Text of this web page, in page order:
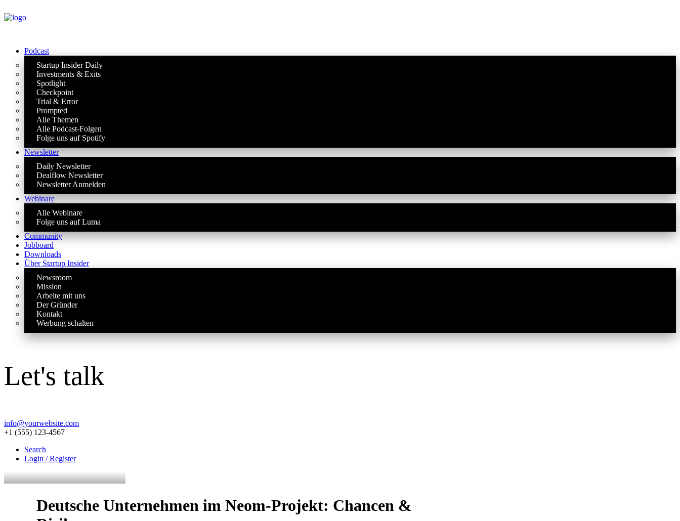
Podcast
Startup Insider Daily
Investments & Exits
Spotlight
Checkpoint
Trial & Error
Prompted
Alle Themen
Alle Podcast-Folgen
Folge uns auf Spotify
Newsletter
Daily Newsletter
Dealflow Newsletter
Newsletter Anmelden
Webinare
Alle Webinare
Folge uns auf Luma
Community
Jobboard
Downloads
Über Startup Insider
Newsroom
Mission
Arbeite mit uns
Der Gründer
Kontakt
Werbung schalten
Let's talk
info@yourwebsite.com
+1 (555) 123-4567
Search
Login / Register
Deutsche Unternehmen im Neom-Projekt: Chancen &